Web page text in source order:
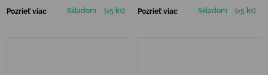
Pozrieť viac Skladom (>5 ks) Pozrieť viac Skladom (>5 ks)